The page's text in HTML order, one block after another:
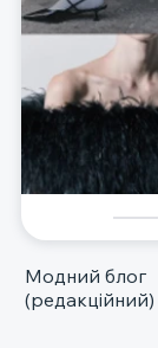
Модний блог
(редакційний)